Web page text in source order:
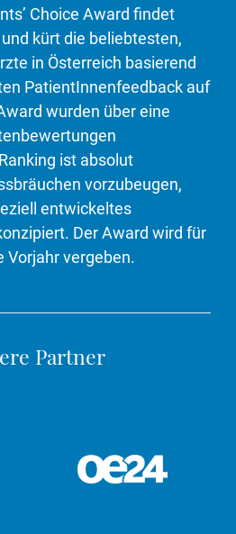
Choice Award findet
kürt die beliebtesten,
in Österreich basierend
PatientInnenfeedback auf
wurden über eine
ist absolut
vorzubeugen,
entwickeltes
Der Award wird für
Vorjahr vergeben.
Partner